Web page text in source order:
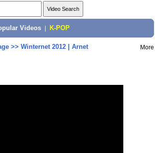
Videos K-POP
>> Winternet 2012 | Arnet More